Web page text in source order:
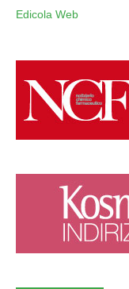
Edicola Web